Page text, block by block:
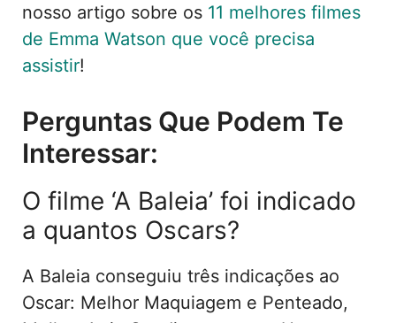
nosso artigo sobre os 11 melhores filmes
de Emma Watson que você precisa
assistir!
Perguntas Que Podem Te
Interessar:
O filme ‘A Baleia’ foi indicado
a quantos Oscars?
A Baleia conseguiu três indicações ao
Oscar: Melhor Maquiagem e Penteado,